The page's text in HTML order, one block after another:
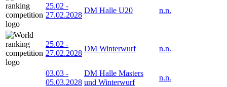
25.02 -
27.02.2028
DM Halle U20 n.n.
25.02 -
27.02.2028
DM Winterwurf n.n.
03.03 -
05.03.2028
DM Halle Masters
und Winterwurf
n.n.